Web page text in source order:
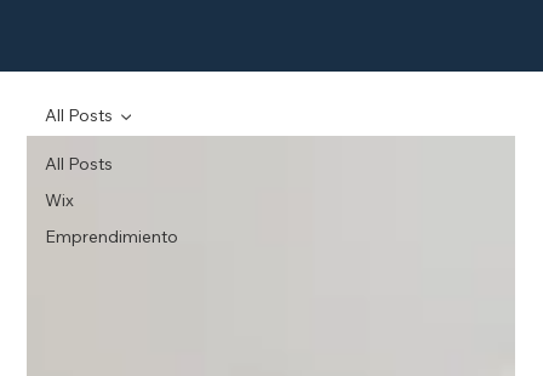
All Posts
Wix
Emprendimiento
All Posts